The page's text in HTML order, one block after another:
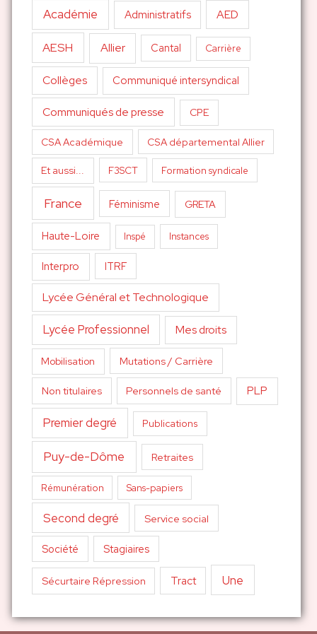
Académie Administratifs AED
AESH Allier Cantal Carrière
Collèges Communiqué intersyndical
Communiqués de presse CPE
CSA Académique CSA départemental Allier
Et aussi... F3SCT Formation syndicale
France Féminisme GRETA
Haute-Loire Inspé Instances
Interpro ITRF
Lycée Général et Technologique
Lycée Professionnel Mes droits
Mobilisation Mutations / Carrière
Non titulaires Personnels de santé PLP
Premier degré Publications
Puy-de-Dôme Retraites
Rémunération Sans-papiers
Second degré Service social
Société Stagiaires
Sécurtaire Répression Tract Une